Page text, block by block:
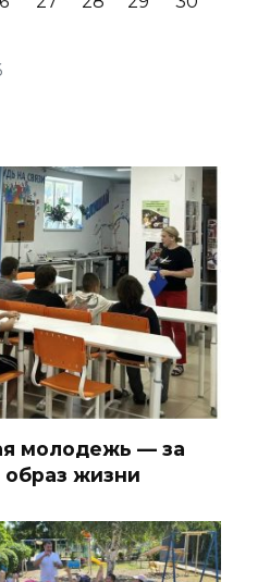
молодежь — за
жизни